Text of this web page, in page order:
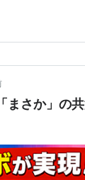
界を追い詰めて
れず迷宮入…
まさか」の